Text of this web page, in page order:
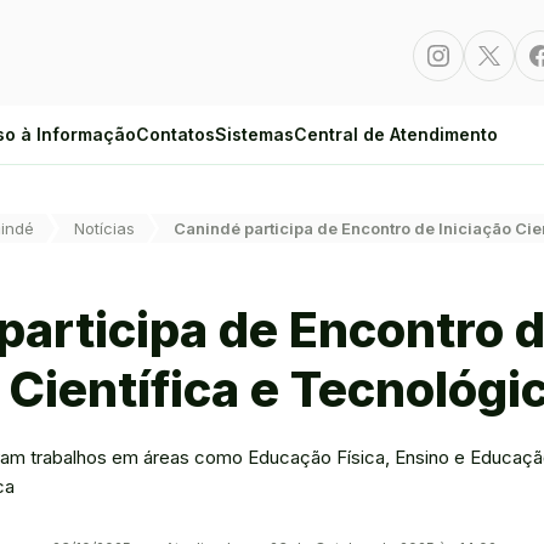
Instagram
à InformaçãoContatosSistemasCentral de Atendimento
Notícias Canindé participa de Encontro de Iniciação
de Encontro
e
trabalhos em áreas como Educação Física, Ensino e